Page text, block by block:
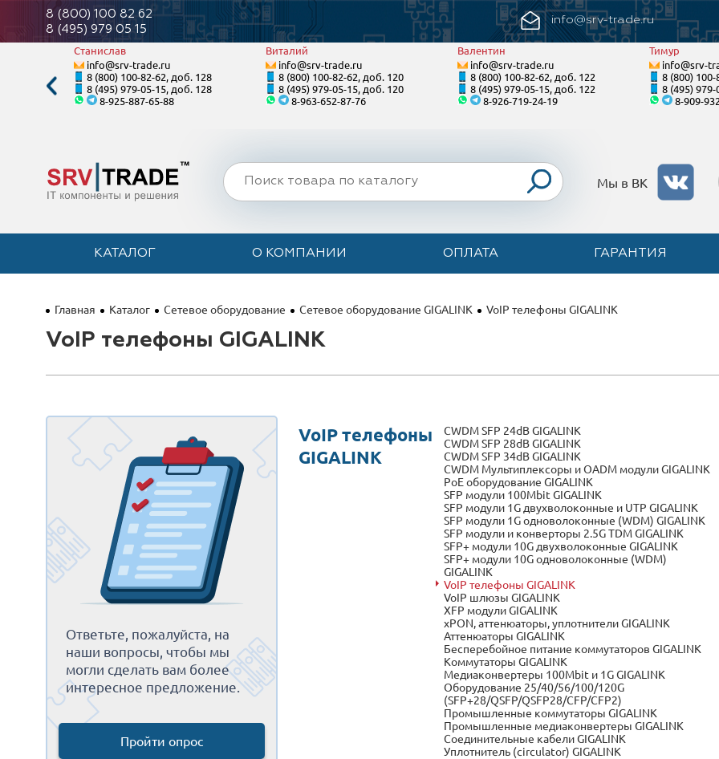
8 (800) 100 82 62
8 (495) 979 05 15
info@srv-trade.ru
Станислав
info@srv-trade.ru
8 (800) 100-82-62, доб. 128
8 (495) 979-05-15, доб. 128
8-925-887-65-88
Виталий
info@srv-trade.ru
8 (800) 100-82-62, доб. 120
8 (495) 979-05-15, доб. 120
8-963-652-87-76
Валентин
info@srv-trade.ru
8 (800) 100-82-62, доб. 122
8 (495) 979-05-15, доб. 122
8-926-719-24-19
Тимур
info@srv-
8 (800)
8 (495)
8-909-
КАТАЛОГ О КОМПАНИИ ОПЛАТА ГАРАНТИЯ
Мы в ВК
Главная Каталог Сетевое оборудование Сетевое оборудование GIGALINK VoIP телефоны GIGALINK
VoIP телефоны GIGALINK
Ответьте, пожалуйста, на
наши вопросы, чтобы мы
могли сделать вам более
интересное предложение.
Пройти опрос
VoIP телефоны
GIGALINK
CWDM SFP 24dB GIGALINK
CWDM SFP 28dB GIGALINK
CWDM SFP 34dB GIGALINK
CWDM Мультиплексоры и OADM модули GIGALINK
PoE оборудование GIGALINK
SFP модули 100Mbit GIGALINK
SFP модули 1G двухволоконные и UTP GIGALINK
SFP модули 1G одноволоконные (WDM) GIGALINK
SFP модули и конверторы 2.5G TDM GIGALINK
SFP+ модули 10G двухволоконные GIGALINK
SFP+ модули 10G одноволоконные (WDM)
GIGALINK
VoIP телефоны GIGALINK
VoIP шлюзы GIGALINK
XFP модули GIGALINK
xPON, аттенюаторы, уплотнители GIGALINK
Аттенюаторы GIGALINK
Бесперебойное питание коммутаторов GIGALINK
Коммутаторы GIGALINK
Медиаконвертеры 100Mbit и 1G GIGALINK
Оборудование 25/40/56/100/120G
(SFP+28/QSFP/QSFP28/CFP/CFP2)
Промышленные коммутаторы GIGALINK
Промышленные медиаконвертеры GIGALINK
Соединительные кабели GIGALINK
Уплотнитель (circulator) GIGALINK